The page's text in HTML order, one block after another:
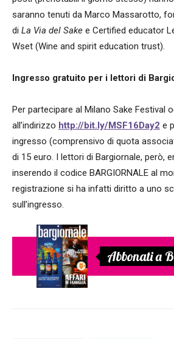
saranno tenuti da Marco Massarotto,
di La Via del Sake e Certified educator
Wset (Wine and spirit education trust).
Ingresso gratuito per i lettori di
Per partecipare al Milano Sake Festival
all’indirizzo http://bit.ly/MSF16Day2 e
ingresso (comprensivo di quota
di 15 euro. I lettori di Bargiornale, però,
inserendo il codice BARGIORNALE al
registrazione si ha infatti diritto a uno
sull’ingresso.
Abbonati a